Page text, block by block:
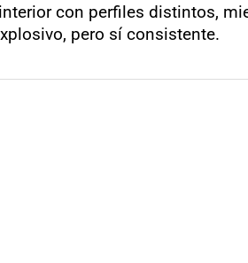
con perfiles distintos,
pero sí consistente.